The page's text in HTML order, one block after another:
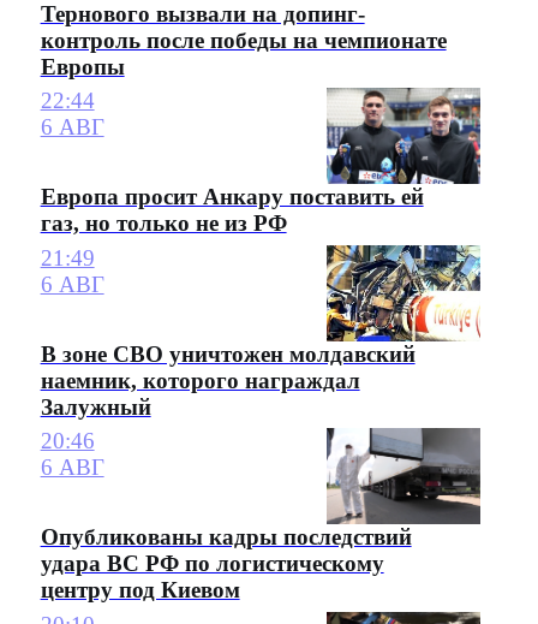
Тернового вызвали на допинг-
контроль после победы на чемпионате
Европы
22:44
6 АВГ
Европа просит Анкару поставить ей
газ, но только не из РФ
21:49
6 АВГ
В зоне СВО уничтожен молдавский
наемник, которого награждал
Залужный
20:46
6 АВГ
Опубликованы кадры последствий
удара ВС РФ по логистическому
центру под Киевом